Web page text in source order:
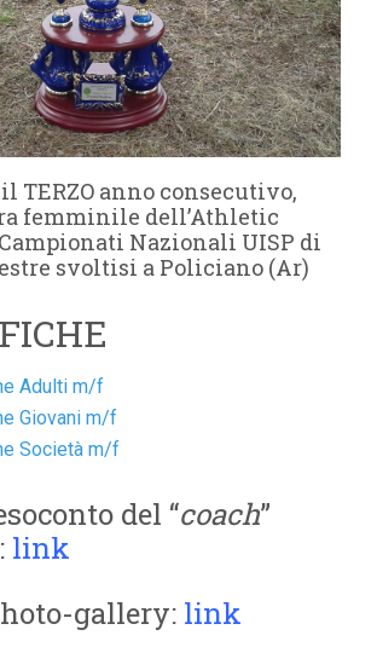
TERZO anno consecutivo,
femminile dell’Athletic
Campionati Nazionali UISP di
svoltisi a Policiano (Ar)
Adulti m/f
Giovani m/f
Società m/f
del “coach”
link
gallery: link